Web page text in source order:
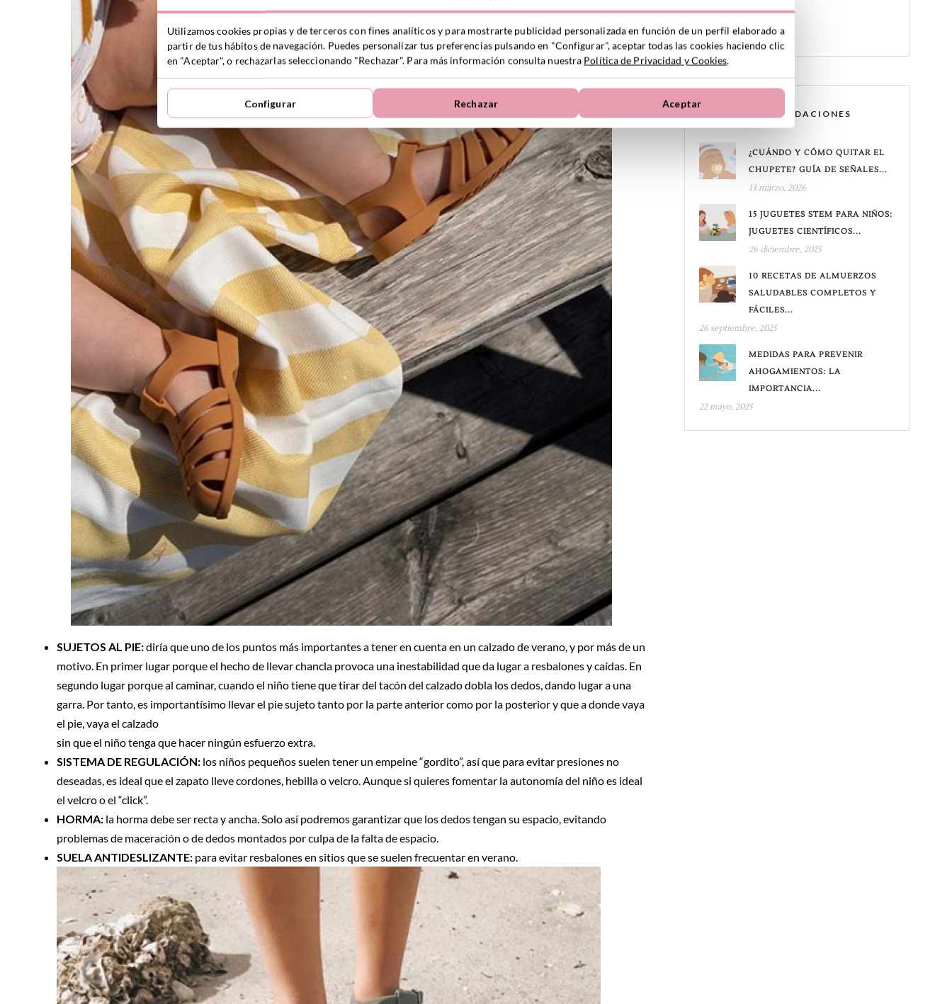
SUJETOS AL PIE:diría que uno de los puntos más importantes a tener en cuenta en un calzado de verano, y por más de un
motivo. En primer lugar porque el hecho de llevar chancla provoca una inestabilidad que da lugar a resbalones y caídas. En
segundo lugar porque al caminar, cuando el niño tiene que tirar del tacón del calzado dobla los dedos, dando lugar a una
garra. Por tanto, es importantísimo llevar el pie sujeto tanto por la parte anterior como por la posterior y que a donde vaya
el pie, vaya el calzado
sin que el niño tenga que hacer ningún esfuerzo extra.
SISTEMA DE REGULACIÓN: los niños pequeños suelen tener un empeine “gordito”, así que para evitar presiones no
deseadas, es ideal que el zapato lleve cordones, hebilla o velcro. Aunque si quieres fomentar la autonomía del niño es ideal
el velcro o el “click”.
HORMA: la horma debe ser recta y ancha. Solo así podremos garantizar que los dedos tengan su espacio, evitando
problemas de maceración o de dedos montados por culpa de la falta de espacio.
SUELA ANTIDESLIZANTE: para evitar resbalones en sitios que se suelen frecuentar en verano.
RECOMENDACIONES
¿CUÁNDO Y CÓMO QUITAR EL
CHUPETE? GUÍA DE SEÑALES...
13 marzo, 2026
15 JUGUETES STEM PARA NIÑOS:
JUGUETES CIENTÍFICOS...
26 diciembre, 2025
10 RECETAS DE ALMUERZOS
SALUDABLES COMPLETOS Y
FÁCILES...
26 septiembre, 2025
MEDIDAS PARA PREVENIR
AHOGAMIENTOS: LA
IMPORTANCIA...
22 mayo, 2025
Utilizamos cookies propias y de terceros con fines analíticos y para mostrarte publicidad personalizada en función de un perfil elaborado a
partir de tus hábitos de navegación. Puedes personalizar tus preferencias pulsando en "Configurar", aceptar todas las cookies haciendo clic
en "Aceptar", o rechazarlas seleccionando "Rechazar". Para más información consulta nuestra Política de Privacidad y Cookies.
Configurar Rechazar Aceptar